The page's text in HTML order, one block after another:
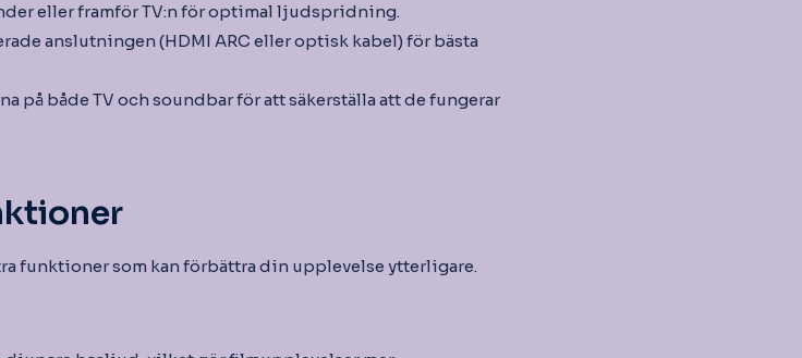
eller framför TV:n för optimal ljudspridning.
anslutningen (HDMI ARC eller optisk kabel) för bästa
på både TV och soundbar för att säkerställa att de fungerar
funktioner som kan förbättra din upplevelse ytterligare.